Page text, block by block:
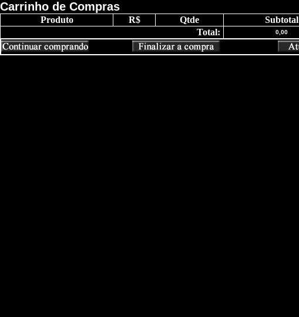
Carrinho de Compras
Produto R$ Qtde
Subtotal
Total:
0,00